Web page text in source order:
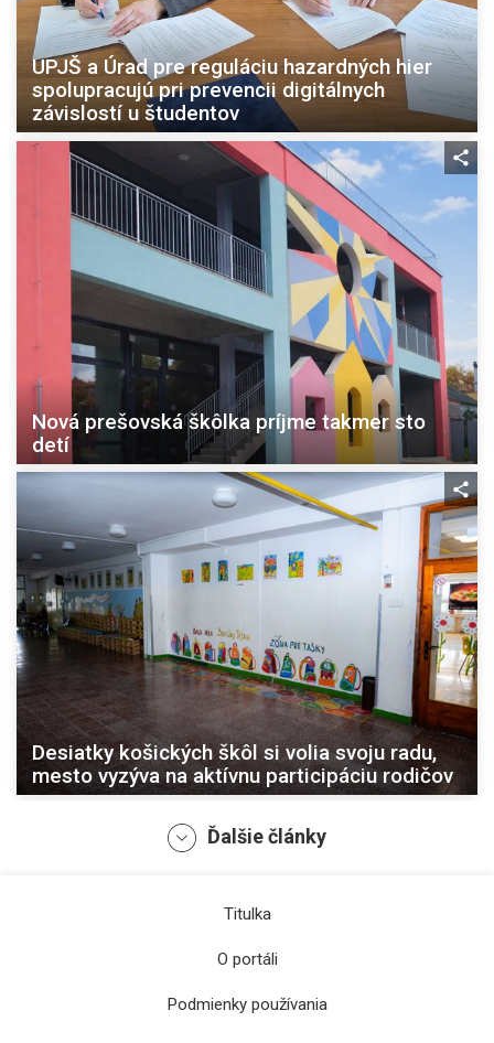
UPJŠ a Úrad pre reguláciu hazardných hier
spolupracujú pri prevencii digitálnych
závislostí u študentov
Nová prešovská škôlka príjme takmer sto
detí
Desiatky košických škôl si volia svoju radu,
mesto vyzýva na aktívnu participáciu rodičov
Ďalšie články
Titulka
O portáli
Podmienky používania